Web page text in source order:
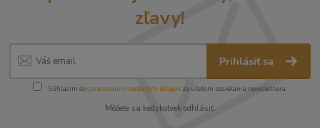
zľavy!
Prihlásiť sa
Súhlasím sospracovaním osobných údajov za účelom zasielania newslettera.
Môžete sa kedykoľvek odhlásiť.